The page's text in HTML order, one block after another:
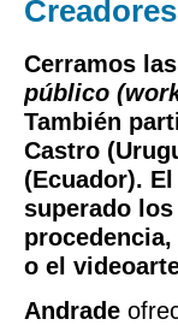
Cerramos
público
También
Castro
(Ecuador).
superado
o el
Andrade